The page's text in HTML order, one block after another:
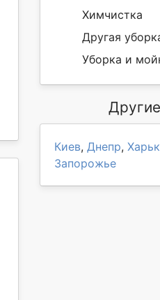
Химчистка
Другая
Уборка и
Киев, Днепр,
Запорожье